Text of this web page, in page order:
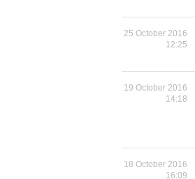
25 October 2016
12:25
19 October 2016
14:18
18 October 2016
16:09